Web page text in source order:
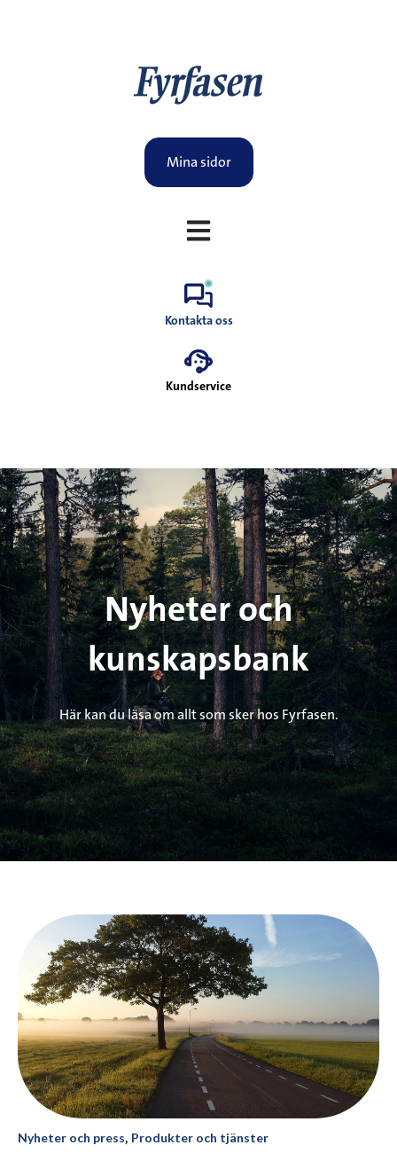
Mina sidor
Öppna huvudnavigering
Kontakta oss
Kundservice
Nyheter och
kunskapsbank
Här kan du läsa om allt som sker hos Fyrfasen.
Nyheter och press, Produkter och tjänster